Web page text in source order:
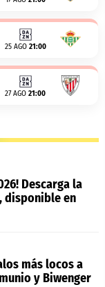
25 AGO 21:00
27 AGO 21:00
Descarga la
disponible en
más locos a
y Biwenger